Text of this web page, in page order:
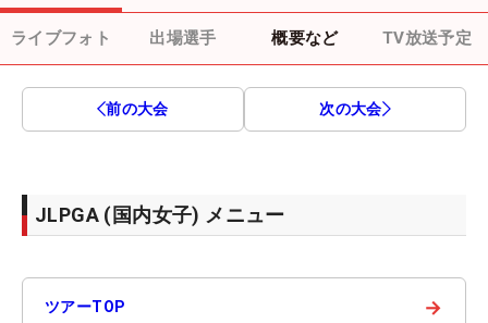
ライブフォト 出場選手 概要など TV放送予定
前の大会 次の大会
JLPGA (国内女子) メニュー
ツアーTOP →